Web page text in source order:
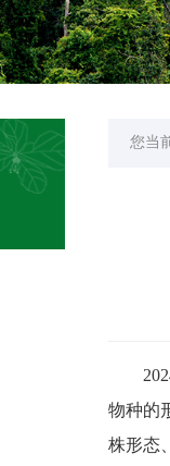
您当
2024
物种的
株形态